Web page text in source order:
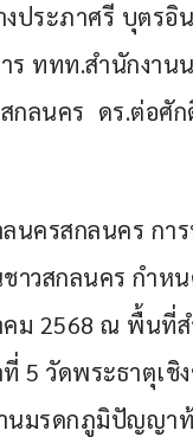
งประภาศรี บุตร
ร ททท.สำนักงา
ลนคร  ดร.ต่อศั
นครสกลนคร กา
าวสกลนคร กำ
คม 2568 ณ พื้น
5 วัดพระธาตุเชิ
มรดกภูมิปัญญาท้